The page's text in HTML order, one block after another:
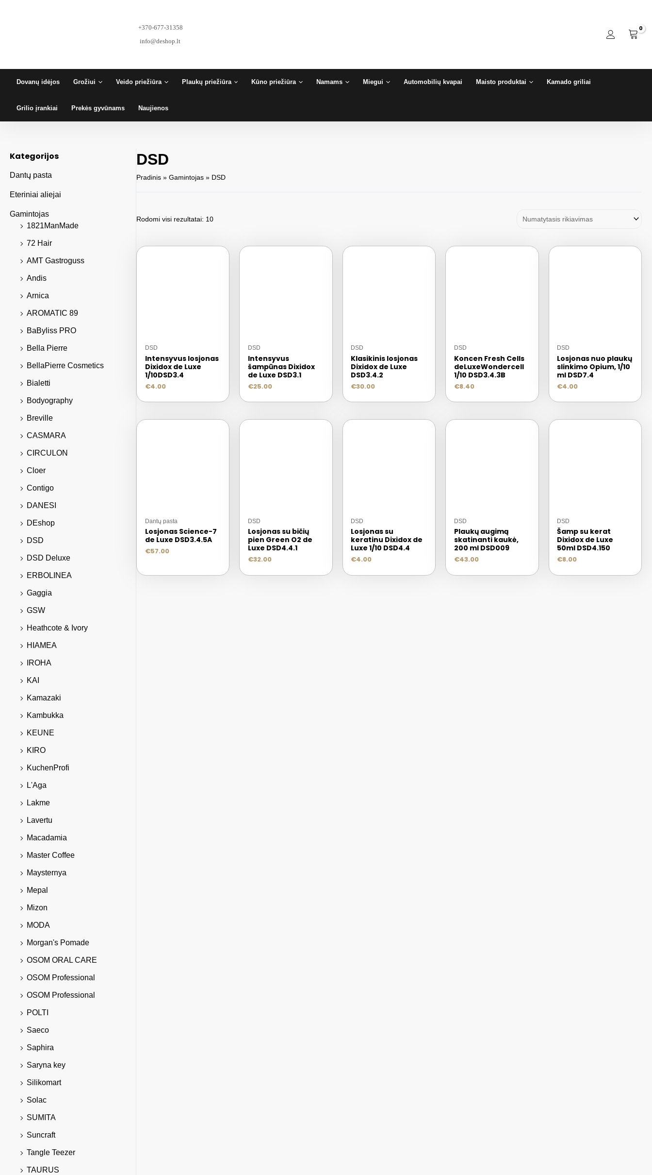
+370-677-31358
info@deshop.lt
Dovanų idėjos Grožiui Veido priežiūra Plaukų priežiūra Kūno priežiūra Namams Miegui Automobilių kvapai Maisto produktai Kamado griliai
Grilio įrankiai Prekės gyvūnams Naujienos
Kategorijos
Dantų pasta
Eteriniai aliejai
Gamintojas
1821ManMade
72 Hair
AMT Gastroguss
Andis
Arnica
AROMATIC 89
BaByliss PRO
Bella Pierre
BellaPierre Cosmetics
Bialetti
Bodyography
Breville
CASMARA
CIRCULON
Cloer
Contigo
DANESI
DEshop
DSD
DSD Deluxe
ERBOLINEA
Gaggia
GSW
Heathcote & Ivory
HIAMEA
IROHA
KAI
Kamazaki
Kambukka
KEUNE
KIRO
KuchenProfi
L'Aga
Lakme
Lavertu
Macadamia
Master Coffee
Maysternya
Mepal
Mizon
MODA
Morgan's Pomade
OSOM ORAL CARE
OSOM Professional
OSOM Professional
POLTI
Saeco
Saphira
Saryna key
Silikomart
Solac
SUMITA
Suncraft
Tangle Teezer
TAURUS
DSD
Pradinis» Gamintojas» DSD
Rodomi visi rezultatai: 10
DSD
Intensyvus losjonas
Dixidox de Luxe
1/10DSD3.4
€4.00
DSD
Intensyvus
šampūnas Dixidox
de Luxe DSD3.1
€25.00
DSD
Klasikinis losjonas
Dixidox de Luxe
DSD3.4.2
€30.00
DSD
Koncen Fresh Cells
deLuxeWondercell
1/10 DSD3.4.3B
€8.40
DSD
Losjonas nuo plaukų
slinkimo Opium, 1/10
ml DSD7.4
€4.00
Dantų pasta
Losjonas Science-7
de Luxe DSD3.4.5A
€57.00
DSD
Losjonas su bičių
pien Green O2 de
Luxe DSD4.4.1
€32.00
DSD
Losjonas su
keratinu Dixidox de
Luxe 1/10 DSD4.4
€4.00
DSD
Plaukų augimą
skatinanti kaukė,
200 ml DSD009
€43.00
DSD
Šamp su kerat
Dixidox de Luxe
50ml DSD4.150
€8.00